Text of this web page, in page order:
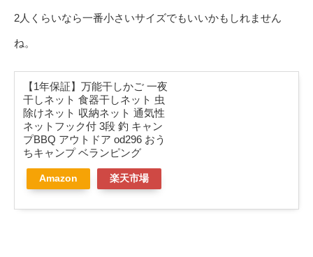
2人くらいなら一番小さいサイズでもいいかもしれません
ね。
【1年保証】万能干しかご 一夜
干しネット 食器干しネット 虫
除けネット 収納ネット 通気性
ネットフック付 3段 釣 キャン
プBBQ アウトドア od296 おう
ちキャンプ ベランピング
Amazon 楽天市場